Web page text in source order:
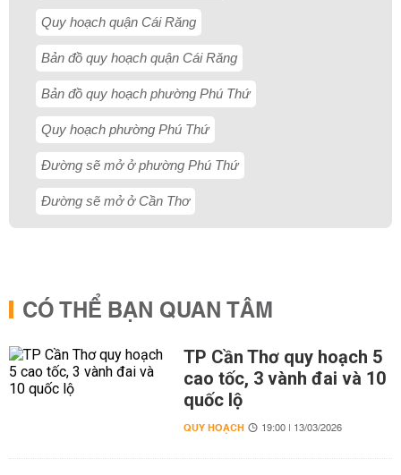
Quy hoạch quận Cái Răng
Bản đồ quy hoạch quận Cái Răng
Bản đồ quy hoạch phường Phú Thứ
Quy hoạch phường Phú Thứ
Đường sẽ mở ở phường Phú Thứ
Đường sẽ mở ở Cần Thơ
CÓ THỂ BẠN QUAN TÂM
TP Cần Thơ quy hoạch 5
cao tốc, 3 vành đai và 10
quốc lộ
QUY HOẠCH 19:00 | 13/03/2026